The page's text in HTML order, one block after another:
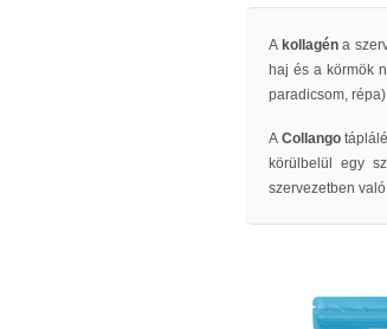
A kollagéna
haj és a körmök
paradicsom,
A Collango
körülbelül egy
szervezetben